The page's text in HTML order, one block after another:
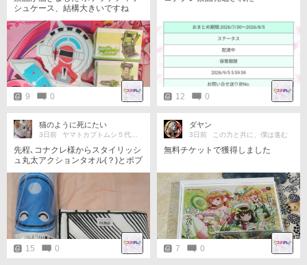
シュケース、結構大きいですね
9 0 12 0
猫のように死にたい
3日前 ヤマトカブトムシ５代目累代飼育中
先程､コナクレ様からスタイリッシ
ュ丸太アクションタオル(？)とポプ
のデスクマットが届きました☆ あ
りがとうございました✨
15 0
ダヤン
3日前 この力と共に、僕は進む
無料チケットで獲得しました
7 0